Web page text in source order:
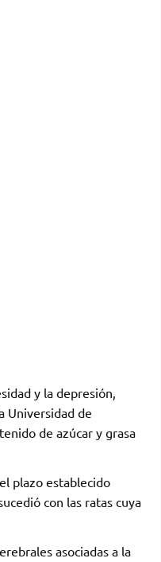
y la depresión,
Universidad de
de azúcar y grasa
plazo establecido
con las ratas cuya
asociadas a la